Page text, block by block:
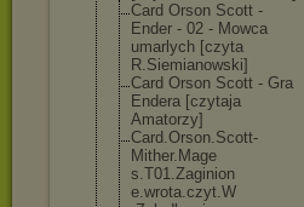
Card Orson Scott -
Ender - 02 - Mowca
umarlych [czyta
R.Siemianowski]
Card Orson Scott - Gra
Endera [czytaja
Amatorzy]
Card.Orson.Scott-
Mither.Mage
s.T01.Zaginion
e.wrota.czyt.W